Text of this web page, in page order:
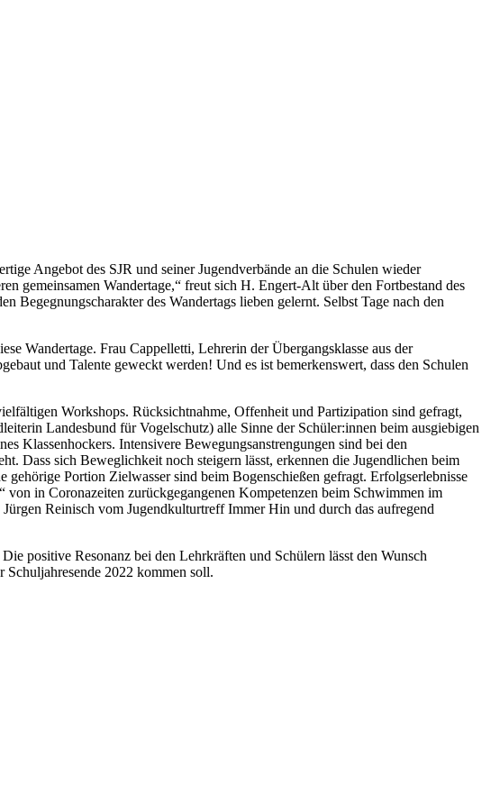
Angebot des SJR und seiner Jugendverbände an die Schulen wieder
gemeinsamen Wandertage,“ freut sich H. Engert-Alt über den Fortbestand des
Begegnungscharakter des Wandertags lieben gelernt. Selbst Tage nach den
Wandertage. Frau Cappelletti, Lehrerin der Übergangsklasse aus der
und Talente geweckt werden! Und es ist bemerkenswert, dass den Schulen
Workshops. Rücksichtnahme, Offenheit und Partizipation sind gefragt,
Landesbund für Vogelschutz) alle Sinne der Schüler:innen beim ausgiebigen
Klassenhockers. Intensivere Bewegungsanstrengungen sind bei den
Dass sich Beweglichkeit noch steigern lässt, erkennen die Jugendlichen beim
Portion Zielwasser sind beim Bogenschießen gefragt. Erfolgserlebnisse
in Coronazeiten zurückgegangenen Kompetenzen beim Schwimmen im
Reinisch vom Jugendkulturtreff Immer Hin und durch das aufregend
positive Resonanz bei den Lehrkräften und Schülern lässt den Wunsch
Schuljahresende 2022 kommen soll.